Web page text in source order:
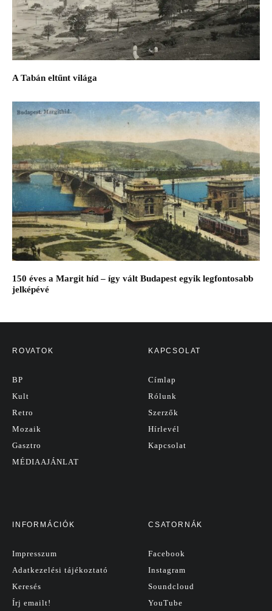
A Tabán eltűnt világa
150 éves a Margit híd – így vált Budapest egyik legfontosabb
jelképévé
ROVATOK
BP
Kult
Retro
Mozaik
Gasztro
MÉDIAAJÁNLAT
KAPCSOLAT
Címlap
Rólunk
Szerzők
Hírlevél
Kapcsolat
INFORMÁCIÓK
Impresszum
Adatkezelési tájékoztató
Keresés
Írj emailt!
CSATORNÁK
Facebook
Instagram
Soundcloud
YouTube